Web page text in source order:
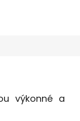
výkonné a